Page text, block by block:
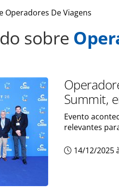
Operadores De Viagens
sobre
Summit,
Evento
relevantes
14/12/2025